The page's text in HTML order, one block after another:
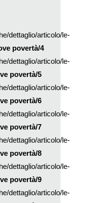
dettaglio/articolo/le-
povertà/4
dettaglio/articolo/le-
povertà/5
dettaglio/articolo/le-
povertà/6
dettaglio/articolo/le-
povertà/7
dettaglio/articolo/le-
povertà/8
dettaglio/articolo/le-
povertà/9
dettaglio/articolo/le-